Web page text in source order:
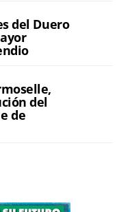
del Duero
del
de